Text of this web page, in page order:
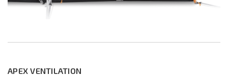
APEX VENTILATION